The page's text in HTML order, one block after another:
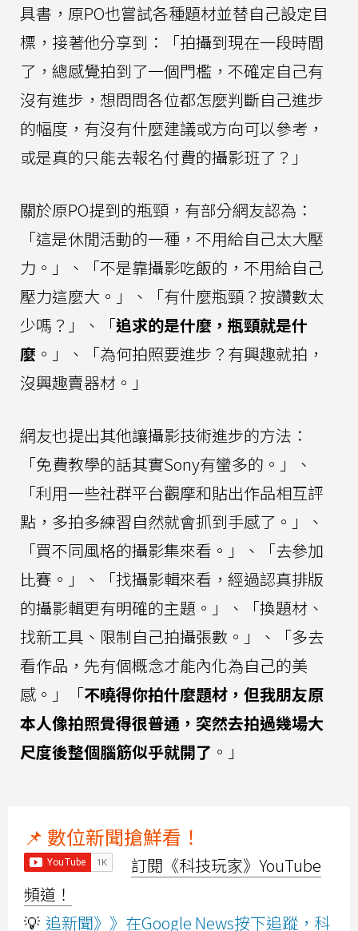
具書，原PO也嘗試各種題材並替自己設定目
標，接著他分享到：「拍攝到現在一段時間
了，總感覺拍到了一個門檻，不確定自己有
沒有進步，想問問各位都怎麼判斷自己進步
的幅度，有沒有什麼建議或方向可以參考，
或是真的只能去報名付費的攝影班了？」
關於原PO提到的瓶頸，有部分網友認為：
「這是休閒活動的一種，不用給自己太大壓
力。」、「不是靠攝影吃飯的，不用給自己
壓力這麼大。」、「有什麼瓶頸？按讚數太
少嗎？」、「追求的是什麼，瓶頸就是什
麼 。」、「為何拍照要進步？有興趣就拍，
沒興趣賣器材。」
網友也提出其他讓攝影技術進步的方法：
「免費教學的話其實Sony有蠻多的。」、
「利用一些社群平台觀摩和貼出作品相互評
點，多拍多練習自然就會抓到手感了。」、
「買不同風格的攝影集來看。」、「去參加
比賽。」、「找攝影輯來看，經過認真排版
的攝影輯更有明確的主題。」、「換題材、
找新工具、限制自己拍攝張數。」、「多去
看作品，先有個概念才能內化為自己的美
感。」「不曉得你拍什麼題材，但我朋友原
本人像拍照覺得很普通，突然去拍過幾場大
尺度後整個腦筋似乎就開了 。」
📌 數位新聞搶鮮看！
訂閱《科技玩家》YouTube
頻道！
💡 追新聞》》在Google News按下追蹤，科